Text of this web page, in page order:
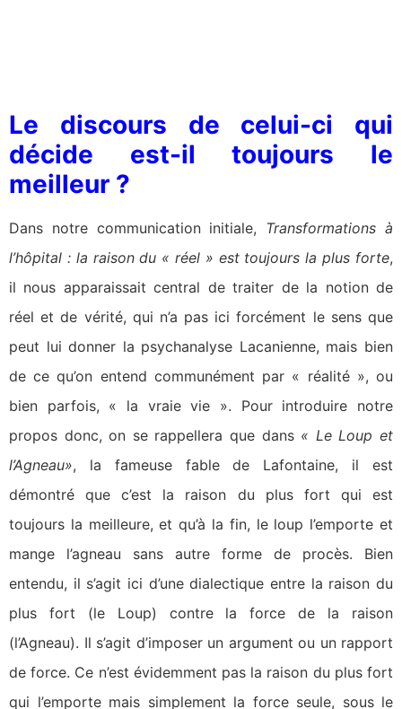
Le discours de celui-ci qui
décide est-il toujours le
meilleur ?
Dans notre communication initiale, Transformations à
l’hôpital : la raison du « réel » est toujours la plus forte,
il nous apparaissait central de traiter de la notion de
réel et de vérité, qui n’a pas ici forcément le sens que
peut lui donner la psychanalyse Lacanienne, mais bien
de ce qu’on entend communément par « réalité », ou
bien parfois, « la vraie vie ». Pour introduire notre
propos donc, on se rappellera que dans « Le Loup et
l’Agneau», la fameuse fable de Lafontaine, il est
démontré que c’est la raison du plus fort qui est
toujours la meilleure, et qu’à la fin, le loup l’emporte et
mange l’agneau sans autre forme de procès. Bien
entendu, il s’agit ici d’une dialectique entre la raison du
plus fort (le Loup) contre la force de la raison
(l’Agneau). Il s’agit d’imposer un argument ou un rapport
de force. Ce n’est évidemment pas la raison du plus fort
qui l’emporte mais simplement la force seule, sous le